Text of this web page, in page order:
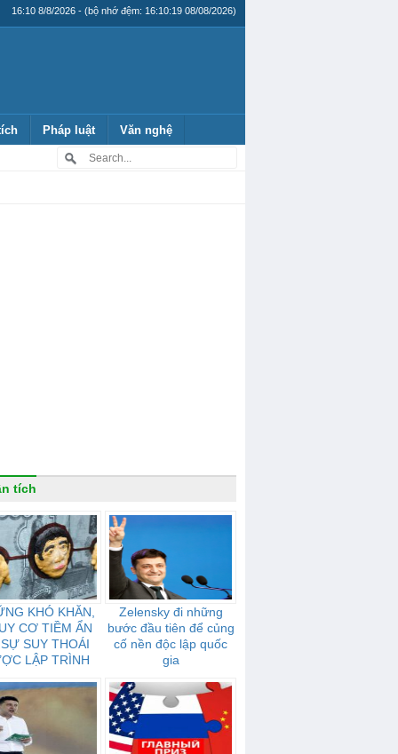
16:10 8/8/2026 - (bộ nhớ đệm: 16:10:19 08/08/2026)
Pháp luật Văn nghệ
tích
KHÓ KHĂN,
CƠ TIỀM ẨN
SUY THOÁI
LẬP TRÌNH
Zelensky đi những
bước đầu tiên để củng
cố nền độc lập quốc
gia